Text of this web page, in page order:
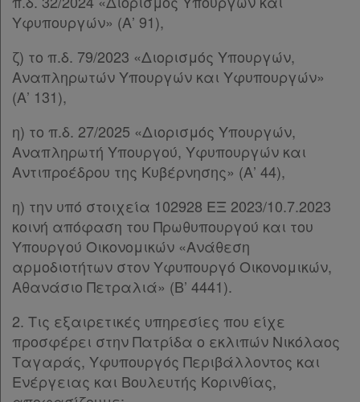
Εταιρεία
Επικοινωνία
Όροι
χρήσης
απορρήτου
και
cookies
Απόκτηση
Συνδρομής
Υφυπουργών» (Α’ 91),
ζ) το π.δ. 79/2023 «Διορισμός Υπουργών,
Αναπληρωτών Υπουργών και Υφυπουργών»
(Α’ 131),
η) το π.δ. 27/2025 «Διορισμός Υπουργών,
Αναπληρωτή Υπουργού, Υφυπουργών και
Αντιπροέδρου της Κυβέρνησης» (Α’ 44),
η) την υπό στοιχεία 102928 ΕΞ 2023/10.7.2023
κοινή απόφαση του Πρωθυπουργού και του
Υπουργού Οικονομικών «Ανάθεση
αρμοδιοτήτων στον Υφυπουργό Οικονομικών,
Αθανάσιο Πετραλιά» (Β’ 4441).
2. Τις εξαιρετικές υπηρεσίες που είχε
προσφέρει στην Πατρίδα ο εκλιπών Νικόλαος
Ταγαράς, Υφυπουργός Περιβάλλοντος και
Ενέργειας και Βουλευτής Κορινθίας,